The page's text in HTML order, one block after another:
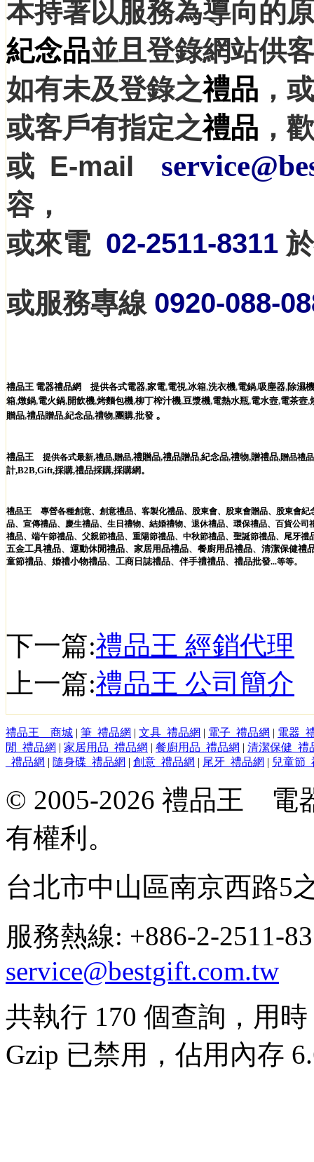
本持著以服務為導向的
紀念品並且登錄網站供
如有未及登錄之禮品 ，
或客戶有指定之禮品 ，
或 E-mail
容，
或來電 02-2511-8311 於
或服務專線 0920-088-
禮品王 電器禮品網 提供各式電器,家電,電視,冰箱,洗衣機,電鍋,吸塵器,除濕機
箱,燉鍋,電火鍋,開飲機,烤麵包機,柳丁榨汁機,豆漿機,電熱水瓶,電水壼,電茶壼,
贈品,禮品贈品,紀念品,禮物,團購,批發 。
禮品王 提供各式最新,禮品,贈品,禮贈品,禮品贈品,紀念品,禮物,贈禮品,贈品禮品
計,B2B,Gift,採購,禮品採購,採購網。
禮品王 專營各種創意、 創意禮品、 客製化禮品、 股東會、 股東會贈品、 股東會紀
品、 宣傳禮品、 慶生禮品、 生日禮物、 結婚禮物、 退休禮品、 環保禮品、 百貨公司
禮品、 端午節禮品、 父親節禮品、 重陽節禮品、 中秋節禮品、 聖誕節禮品、 尾牙禮
五金工具禮品、 運動休閒禮品、 家居用品禮品、 餐廚用品禮品、 清潔保健禮
童節禮品、 婚禮小物禮品、 工商日誌禮品、 伴手禮禮品、 禮品批發...等等。
下一篇:禮品王 經銷代理
上一篇:禮品王 公司簡介
禮品王 商城 | 筆_禮品網 | 文具_禮品網 | 電子_禮品網 | 電器_
閒_禮品網 | 家居用品_禮品網 | 餐廚用品_禮品網 | 清潔保健_禮
_禮品網 | 隨身碟_禮品網 | 創意_禮品網 | 尾牙_禮品網 | 兒童節
© 2005-2026 禮品王 電
有權利。
台北市中山區南京西路5
服務熱線: +886-2-
service@bestgift.com.tw
共執行 170 個查詢，用
Gzip 已禁用，佔用內存